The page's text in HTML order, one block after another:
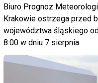
Biuro Prognoz
Krakowie ostrzega przed
województwa śląskiego
8:00 w dniu 7 sierpnia.